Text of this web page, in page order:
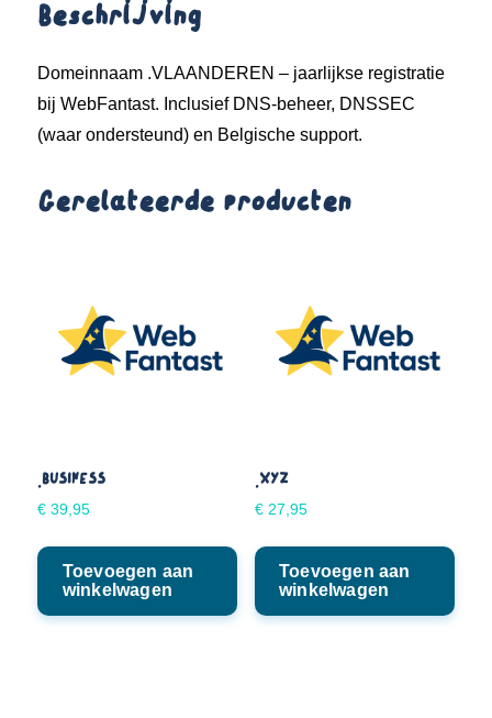
Beschrijving
Domeinnaam .VLAANDEREN – jaarlijkse registratie
bij WebFantast. Inclusief DNS-beheer, DNSSEC
(waar ondersteund) en Belgische support.
Gerelateerde producten
.BUSINESS
€ 39,95
Toevoegen aan
winkelwagen
.XYZ
€27,95
Toevoegen aan
winkelwagen